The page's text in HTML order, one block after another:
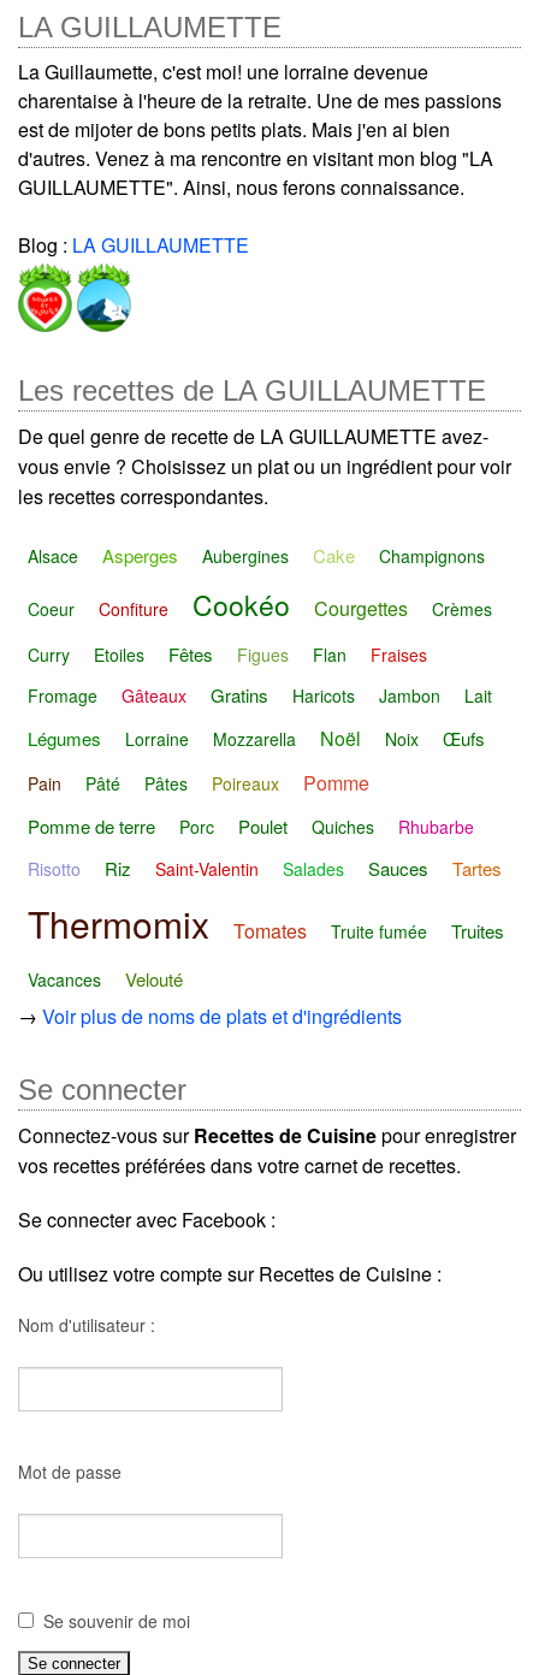
LA GUILLAUMETTE
La Guillaumette, c'est moi! une lorraine devenue
charentaise à l'heure de la retraite. Une de mes passions
est de mijoter de bons petits plats. Mais j'en ai bien
d'autres. Venez à ma rencontre en visitant mon blog "LA
GUILLAUMETTE". Ainsi, nous ferons connaissance.
Blog : LA GUILLAUMETTE
Les recettes de LA GUILLAUMETTE
De quel genre de recette de LA GUILLAUMETTE avez-
vous envie ? Choisissez un plat ou un ingrédient pour voir
les recettes correspondantes.
Alsace Asperges Aubergines Cake Champignons
Coeur Confiture Cookéo Courgettes
Crèmes
Curry
Etoiles Fêtes Figues Flan
Fraises
Fromage
Gâteaux Gratins Haricots Jambon Lait
Légumes Lorraine Mozzarella Noël Noix Œufs
Pain Pâté Pâtes Poireaux Pomme
Pomme de terre Porc Poulet Quiches
Rhubarbe
Risotto
Riz Saint-Valentin Salades Sauces Tartes
Thermomix Tomates Truite fumée Truites
Vacances Velouté
→ Voir plus de noms de plats et d'ingrédients
Se connecter
Connectez-vous surRecettes de Cuisinepour enregistrer
vos recettes préférées dans votre carnet de recettes.
Se connecter avec Facebook :
Ou utilisez votre compte sur Recettes de Cuisine :
Nom d'utilisateur :
Mot de passe
Se souvenir de moi